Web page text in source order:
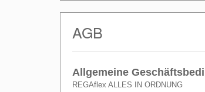
AGB
Allgemeine
REGAflex ALLES IN ORDNUNG